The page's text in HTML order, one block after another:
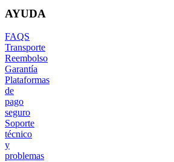
AYUDA
FAQS
Transporte
Reembolso
Garantía
Plataformas
de
pago
seguro
Soporte
técnico
y
problemas